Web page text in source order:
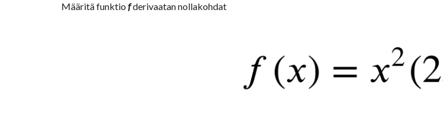
Määritä funktio f derivaatan nollakohdat